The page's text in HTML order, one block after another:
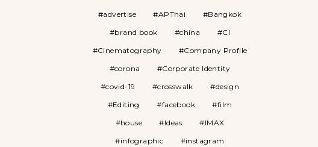
advertise APThai
Bangkok
brand book
china
CI
Cinematography
Company Profile
corona
Corporate Identity
covid-19
crosswalk
design
Editing
facebook
film
house
Ideas
IMAX
infographic
instagram